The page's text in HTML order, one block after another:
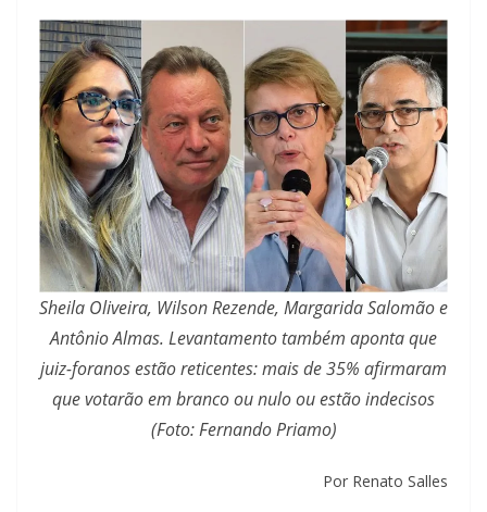
Sheila Oliveira, Wilson Rezende, Margarida Salomão e
Antônio Almas. Levantamento também aponta que
juiz-foranos estão reticentes: mais de 35% afirmaram
que votarão em branco ou nulo ou estão indecisos
(Foto: Fernando Priamo)
Por Renato Salles